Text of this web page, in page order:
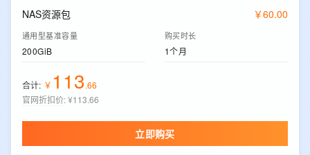
NAS资源包 ￥60.00
通用型基准容量
200GiB
购买时长
1个月
合计: ￥ 113.66
官网折扣价:¥113.66
立即购买